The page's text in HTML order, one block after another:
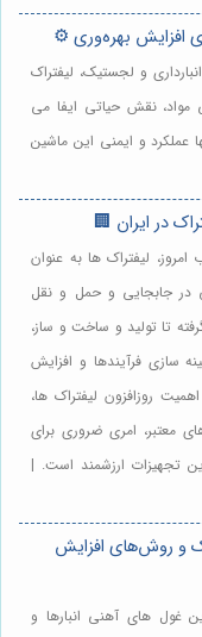
و لجستیک، لیفتراک
مواد، نقش حیاتی ایفا می
عملکرد و ایمنی این ماشین
لیفتراک ها به عنوان
در جابجایی و حمل و نقل
تا تولید و ساخت و ساز،
سازی فرآیندها و افزایش
روزافزون لیفتراک ها،
معتبر، امری ضروری برای
تجهیزات ارزشمند است. |
و روش‌های افزایش
غول های آهنی انبارها و